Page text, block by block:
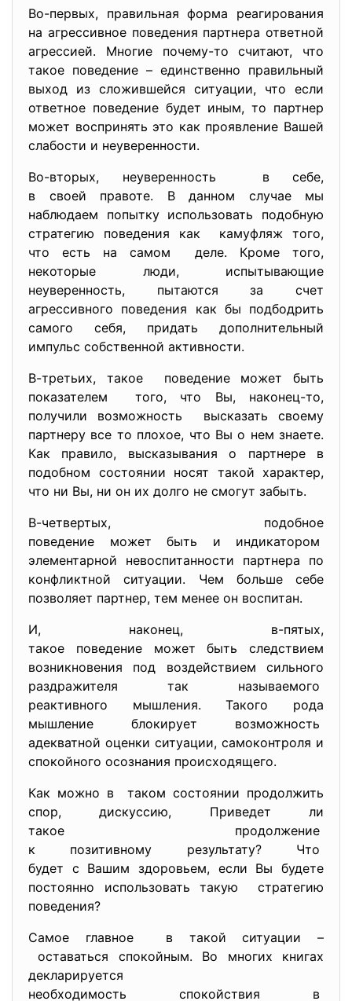
Во-первых, правильная форма реагирования
на агрессивное поведения партнера ответной
агрессией. Многие почему-то считают, что
такое поведение – единственно правильный
выход из сложившейся ситуации, что если
ответное поведение будет иным, то партнер
может воспринять это как проявление Вашей
слабости и неуверенности.
Во-вторых, неуверенность в себе,
в своей правоте. В данном случае мы
наблюдаем попытку использовать подобную
стратегию поведения как камуфляж того,
что есть на самом деле. Кроме того,
некоторые люди, испытывающие
неуверенность, пытаются за счет
агрессивного поведения как бы подбодрить
самого себя, придать дополнительный
импульс собственной активности.
В-третьих, такое поведение может быть
показателем того, что Вы, наконец-то,
получили возможность высказать своему
партнеру все то плохое, что Вы о нем знаете.
Как правило, высказывания о партнере в
подобном состоянии носят такой характер,
что ни Вы, ни он их долго не смогут забыть.
В-четвертых, подобное
поведение может быть и индикатором
элементарной невоспитанности партнера по
конфликтной ситуации. Чем больше себе
позволяет партнер, тем менее он воспитан.
И, наконец, в-пятых,
такое поведение может быть следствием
возникновения под воздействием сильного
раздражителя так называемого
реактивного мышления. Такого рода
мышление блокирует возможность
адекватной оценки ситуации, самоконтроля и
спокойного осознания происходящего.
Как можно в таком состоянии продолжить
спор, дискуссию, Приведет ли
такое продолжение
к позитивному результату? Что
будет с Вашим здоровьем, если Вы будете
постоянно использовать такую стратегию
поведения?
Самое главное в такой ситуации –
оставаться спокойным. Во многих книгах
декларируется
необходимость спокойствия в